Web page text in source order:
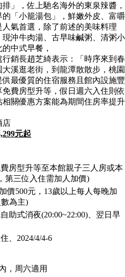
」，佐上馳名海外的東泉辣醬，
「小籠湯包」，鮮嫩外皮、富嚼
氣首選，除了前述的美味料理
沖牛肉湯、古早味鹹粥、清粥小
中式早餐，
銷長趙芝綺表示：「時序來到春
溪逛老街，到龍潭散散步，桃園
最優質的住宿服務且館內設施豐
費房型升等，假日週六入住則依
關優惠方案能為期間住房率提升
店
元起
房型升等至本館親子三人房或本
第三位入住需加人加價)
價500元，13歲以上每人每晚加
為主)
助式消夜(20:00~22:00)、翌日早
、2024/4/4-6
，周六適用